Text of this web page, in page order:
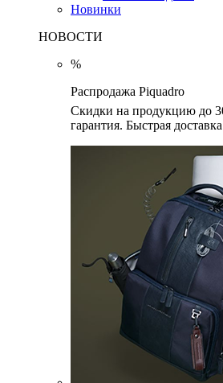
Новинки
НОВОСТИ
%
Распродажа Piquadro
Скидки на продукцию до
гарантия. Быстрая